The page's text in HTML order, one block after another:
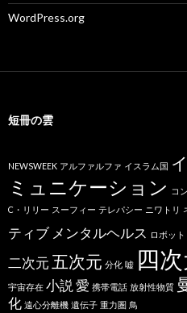
WordPress.org
短冊の雲
NEWSWEEK アルファルファ イスラム国
ミュニケーション
コ
C・リリー スーフィー テレパシー ニワトリ
ティブ メンタルヘルス ロボット
二次元 五次元 分化 嘘 四
宇宙存在 小説愛 携帯電話 放射性物質
化 遠心分離機 遺伝子 重力圏 鳥